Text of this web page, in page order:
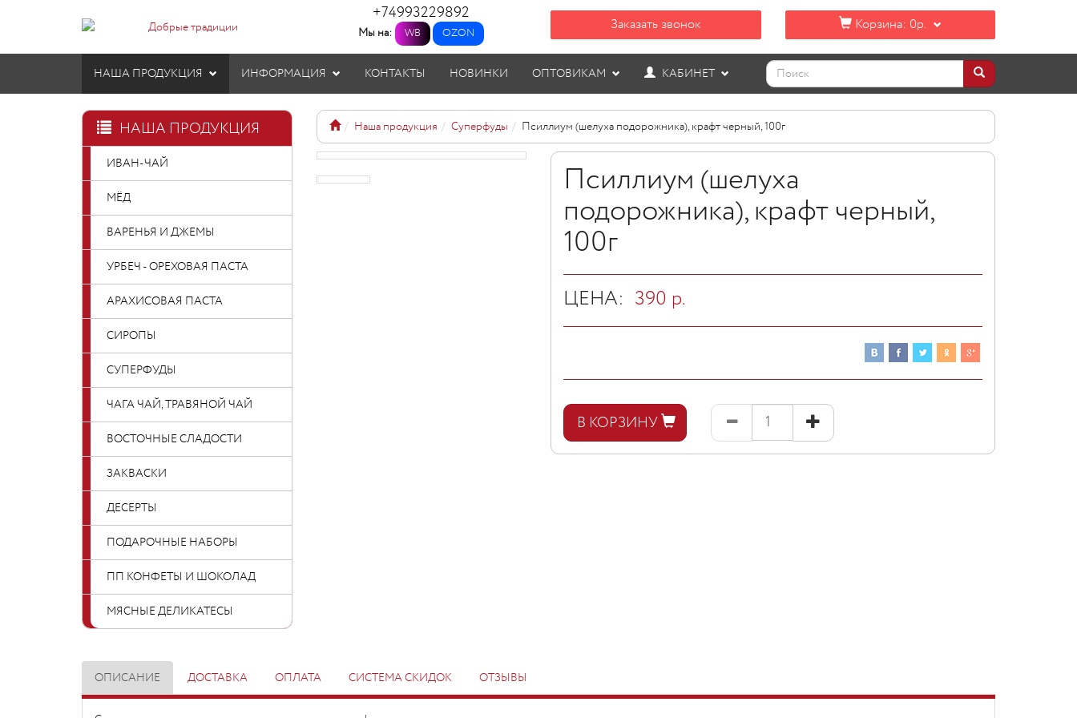
+74993229892
Мы на: WB OZON Заказать звонок Корзина: 0р.
НАША ПРОДУКЦИЯ ИНФОРМАЦИЯ КОНТАКТЫ НОВИНКИ ОПТОВИКАМ КАБИНЕТ
НАША ПРОДУКЦИЯ
ИВАН-ЧАЙ
МЁД
ВАРЕНЬЯ И ДЖЕМЫ
УРБЕЧ - ОРЕХОВАЯ ПАСТА
АРАХИСОВАЯ ПАСТА
СИРОПЫ
СУПЕРФУДЫ
ЧАГА ЧАЙ, ТРАВЯНОЙ ЧАЙ
ВОСТОЧНЫЕ СЛАДОСТИ
ЗАКВАСКИ
ДЕСЕРТЫ
ПОДАРОЧНЫЕ НАБОРЫ
ПП КОНФЕТЫ И ШОКОЛАД
МЯСНЫЕ ДЕЛИКАТЕСЫ
Наша продукция Суперфуды Псиллиум (шелуха подорожника), крафт черный, 100г
Псиллиум (шелуха
подорожника), крафт черный,
100г
ЦЕНА: 390 р.
В КОРЗИНУ
ОПИСАНИЕ ДОСТАВКА ОПЛАТА СИСТЕМА СКИДОК ОТЗЫВЫ